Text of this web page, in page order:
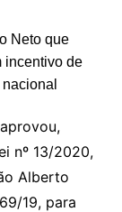
nº 13/2020,
Alberto
19, para